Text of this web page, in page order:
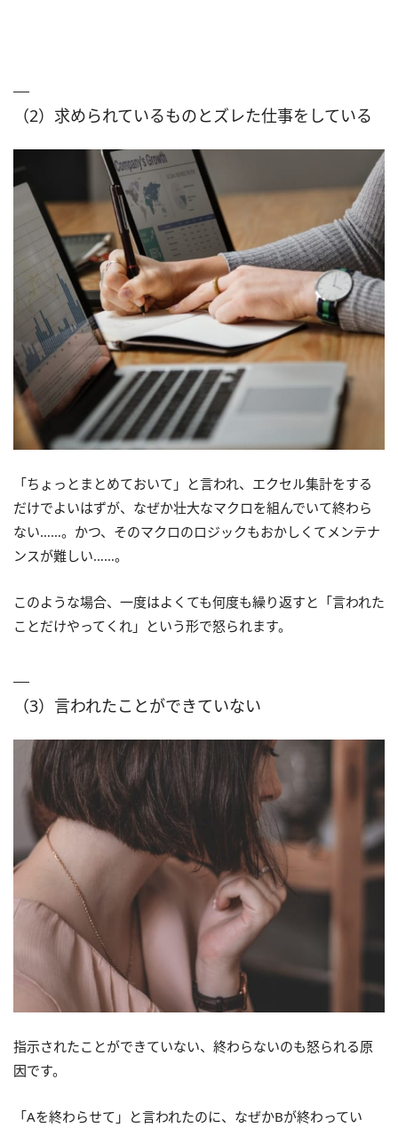
（2）求められているものとズレた仕事をしている
「ちょっとまとめておいて」と言われ、エクセル集計をする
だけでよいはずが、なぜか壮大なマクロを組んでいて終わら
ない……。かつ、そのマクロのロジックもおかしくてメンテナ
ンスが難しい……。
このような場合、一度はよくても何度も繰り返すと「言われた
ことだけやってくれ」という形で怒られます。
（3）言われたことができていない
指示されたことができていない、終わらないのも怒られる原
因です。
「Aを終わらせて」と言われたのに、なぜかBが終わってい